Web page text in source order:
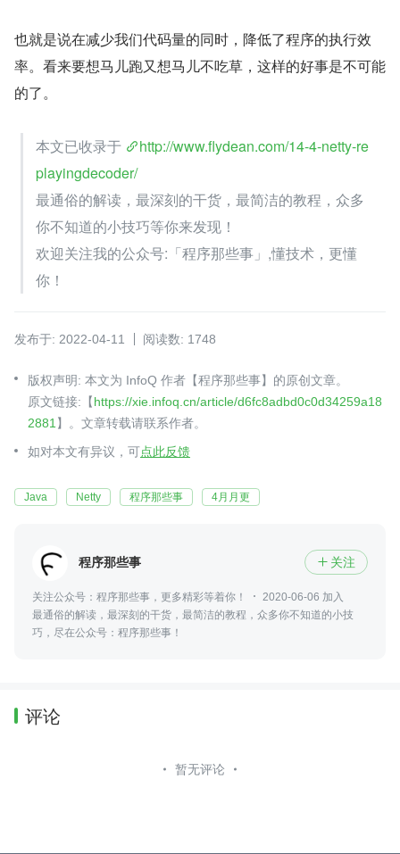
也就是说在减少我们代码量的同时，降低了程序的执行效
率。看来要想马儿跑又想马儿不吃草，这样的好事是不可能
的了。
本文已收录于
http://www.flydean.com/14-4-netty-re
playingdecoder/
最通俗的解读，最深刻的干货，最简洁的教程，众多
你不知道的小技巧等你来发现！
欢迎关注我的公众号:「程序那些事」,懂技术，更懂
你！
发布于: 2022-04-11 阅读数: 1748
版权声明: 本文为 InfoQ 作者【程序那些事】的原创文章。
原文链接:【https://xie.infoq.cn/article/d6fc8adbd0c0d34259a18
2881 】。文章转载请联系作者。
如对本文有异议，可点此反馈
Java Netty 程序那些事 4月月更
程序那些事  关注
关注公众号：程序那些事，更多精彩等着你！
2020-06-06 加入
最通俗的解读，最深刻的干货，最简洁的教程，众多你不知道的小技
巧，尽在公众号：程序那些事！
评论
暂无评论